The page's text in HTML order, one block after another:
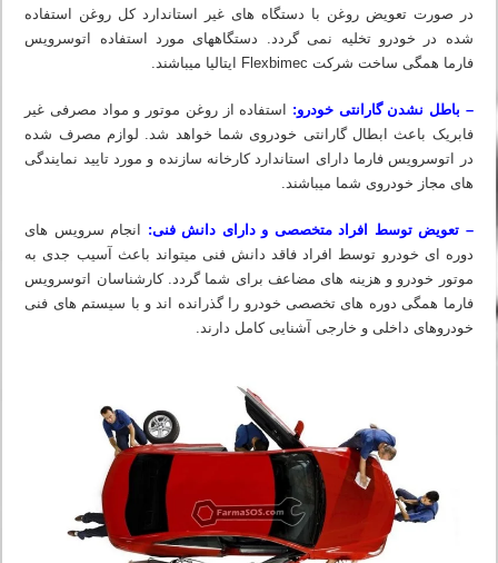
در صورت تعویض روغن با دستگاه های غیر استاندارد کل روغن استفاده
شده در خودرو تخلیه نمی گردد. دستگاه‏های مورد استفاده اتوسرویس
فارما همگی ساخت شرکت Flexbimec ایتالیا میباشند.
– باطل نشدن گارانتی خودرو: استفاده از روغن موتور و مواد مصرفی غیر
فابریک باعث ابطال گارانتی خودروی شما خواهد شد. لوازم مصرف شده
در اتوسرویس فارما دارای استاندارد کارخانه سازنده و مورد تایید نمایندگی
های مجاز خودروی شما میباشند.
– تعویض توسط افراد متخصصی و دارای دانش فنی: انجام سرویس های
دوره ای خودرو توسط افراد فاقد دانش فنی میتواند باعث آسیب جدی به
موتور خودرو و هزینه های مضاعف برای شما گردد. کارشناسان اتوسرویس
فارما همگی دوره های تخصصی خودرو را گذرانده اند و با سیستم های فنی
خودروهای داخلی و خارجی آشنایی کامل دارند.